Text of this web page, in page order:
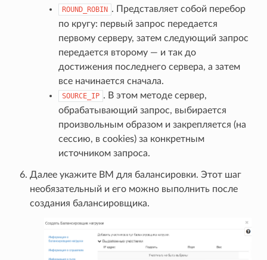
ROUND_ROBIN . Представляет собой перебор
по кругу: первый запрос передается
первому серверу, затем следующий запрос
передается второму — и так до
достижения последнего сервера, а затем
все начинается сначала.
SOURCE_IP . В этом методе сервер,
обрабатывающий запрос, выбирается
произвольным образом и закрепляется (на
сессию, в cookies) за конкретным
источником запроса.
Далее укажите ВМ для балансировки. Этот шаг
необязательный и его можно выполнить после
создания балансировщика.